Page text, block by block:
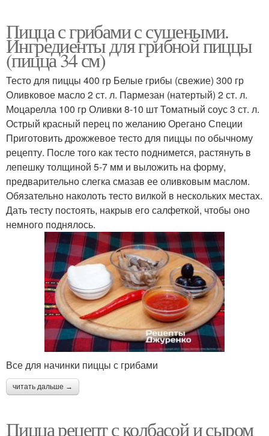
Пицца с грибами с сушеными.
Ингредиенты для грибной пиццы
(пицца 34 см)
Тесто для пиццы 400 гр Белые грибы (свежие) 300 гр
Оливковое масло 2 ст. л. Пармезан (натертый) 2 ст. л.
Моцарелла 100 гр Оливки 8-10 шт Томатный соус 3 ст. л.
Острый красный перец по желанию Орегано Специи
Приготовить дрожжевое тесто для пиццы по обычному
рецепту. После того как тесто поднимется, растянуть в
лепешку толщиной 5-7 мм и выложить на форму,
предварительно слегка смазав ее оливковым маслом.
Обязательно наколоть тесто вилкой в нескольких местах.
Дать тесту постоять, накрыв его салфеткой, чтобы оно
немного поднялось.
Все для начинки пиццы с грибами
читать дальше →
Пицца рецепт с колбасой и сыром